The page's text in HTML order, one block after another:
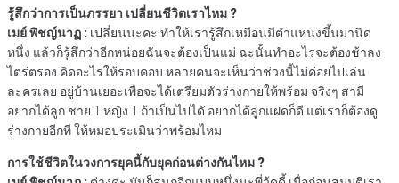
รู้สึกว่าการเป็นภรรยา เปลี่ยนชีวิตเราไหม ?
เมย์ พิชญ์นาฏ : เปลี่ยนนะคะ ทำให้เรารู้สึกเหมือนมีตำแหน่งขึ้นมานิด
หนึ่ง แล้วก็รู้สึกว่าอีกหน่อยฉันจะต้องเป็นแม่ ฉะนั้นทำอะไรจะต้องช้าลง
ไตร่ตรอง คิดอะไรให้รอบคอบ หลายคนจะเห็นว่าช่วงนี้ไม่ค่อยไปเล่น
ละครเลย อยู่บ้านเยอะเพื่อจะได้เตรียมตัวร่างกายให้พร้อม จริงๆ สามี
อยากได้ลูก ชาย 1 หญิง 1 ถ้าเป็นไปไดั อยากได้ลูกแฝดก็ดี แต่เราก็ต้องดู
ร่างกายอีกที ให้หมอประเมินว่าพร้อมไหม
การใช้ชีวิตในวงการยุคนี้กับยุคก่อนต่างกันไหม ?